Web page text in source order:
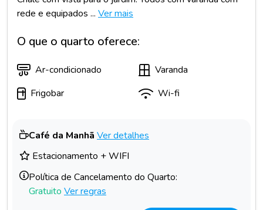
rede e equipados ... Ver mais
O que o quarto oferece:
Ar-condicionado
Varanda
Frigobar
Wi-fi
Café da Manhã Ver detalhes
Estacionamento + WIFI
Política de Cancelamento do Quarto:
Gratuito Ver regras